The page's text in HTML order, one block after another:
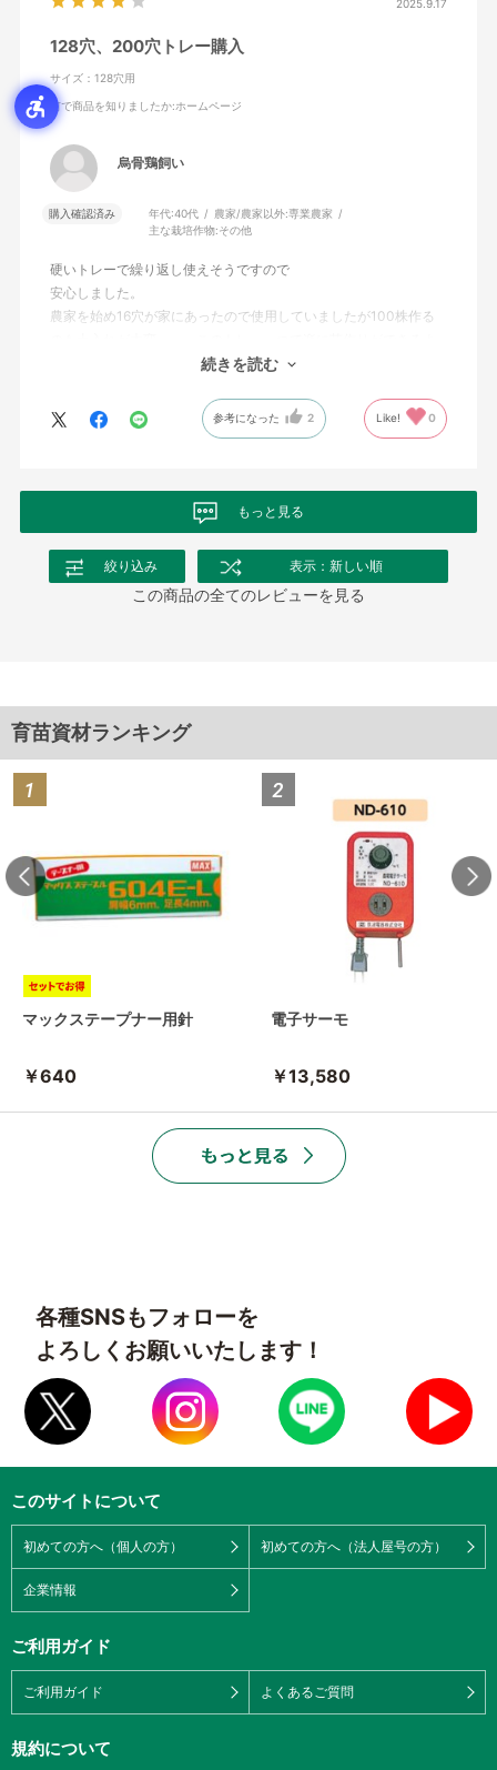
2025.9.17
128穴、200穴トレー購入
サイズ：128穴用
何で商品を知りましたか:ホームページ
烏骨鶏飼い
購入確認済み 年代:40代 農家/農家以外:専業農家
主な栽培作物:その他
硬いトレーで繰り返し使えそうですので
安心しました。
農家を始め16穴が家にあったので使用していましたが100株作る
うになり有り難いです。購入して良かったです！
続きを読む
参考になった 2 Like! 0
もっと見る
絞り込み 表示：新しい順
この商品の全てのレビューを見る
育苗資材ランキング
マックステープナー用針
￥640
電子サーモ
￥13,580
各種SNSもフォローを
よろしくお願いいたします！
このサイトについて
初めての方へ（個人の方） 初めての方へ（法人屋号の方）
企業情報
ご利用ガイド
ご利用ガイド よくあるご質問
規約について